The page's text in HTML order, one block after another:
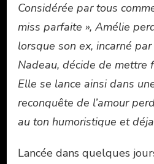
Considérée par tous
miss parfaite », Amélie
lorsque son ex, incarné
Nadeau, décide de mettre
Elle se lance ainsi dans
reconquête de l’amour
au ton humoristique et
Lancée dans quelques